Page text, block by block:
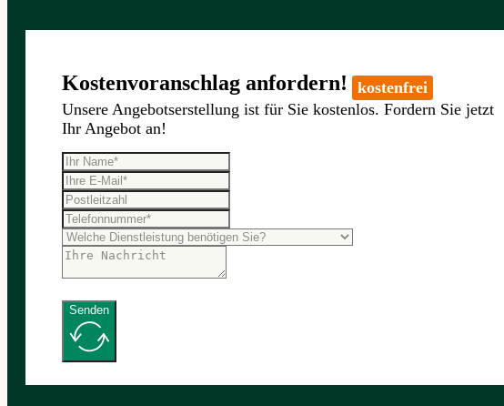
Kostenvoranschlag anfordern!
kostenfrei
Unsere Angebotserstellung ist für Sie kostenlos. Fordern Sie jetzt
Ihr Angebot an!
Senden